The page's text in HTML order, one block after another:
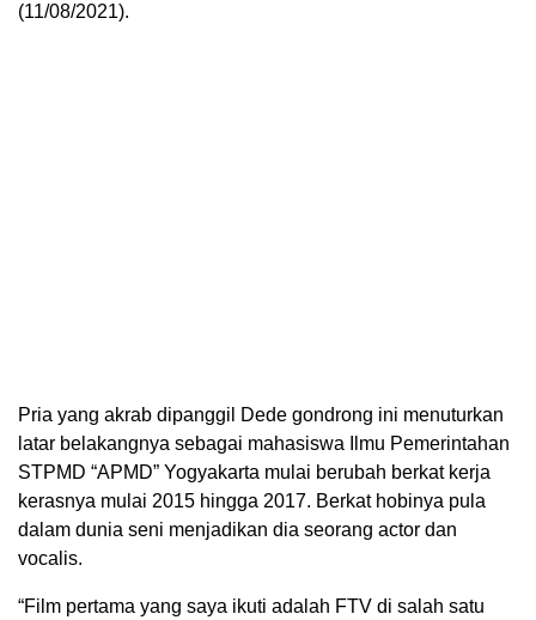
(11/08/2021).
Pria yang akrab dipanggil Dede gondrong ini menuturkan
latar belakangnya sebagai mahasiswa Ilmu Pemerintahan
STPMD “APMD” Yogyakarta mulai berubah berkat kerja
kerasnya mulai 2015 hingga 2017. Berkat hobinya pula
dalam dunia seni menjadikan dia seorang actor dan
vocalis.
“Film pertama yang saya ikuti adalah FTV di salah satu